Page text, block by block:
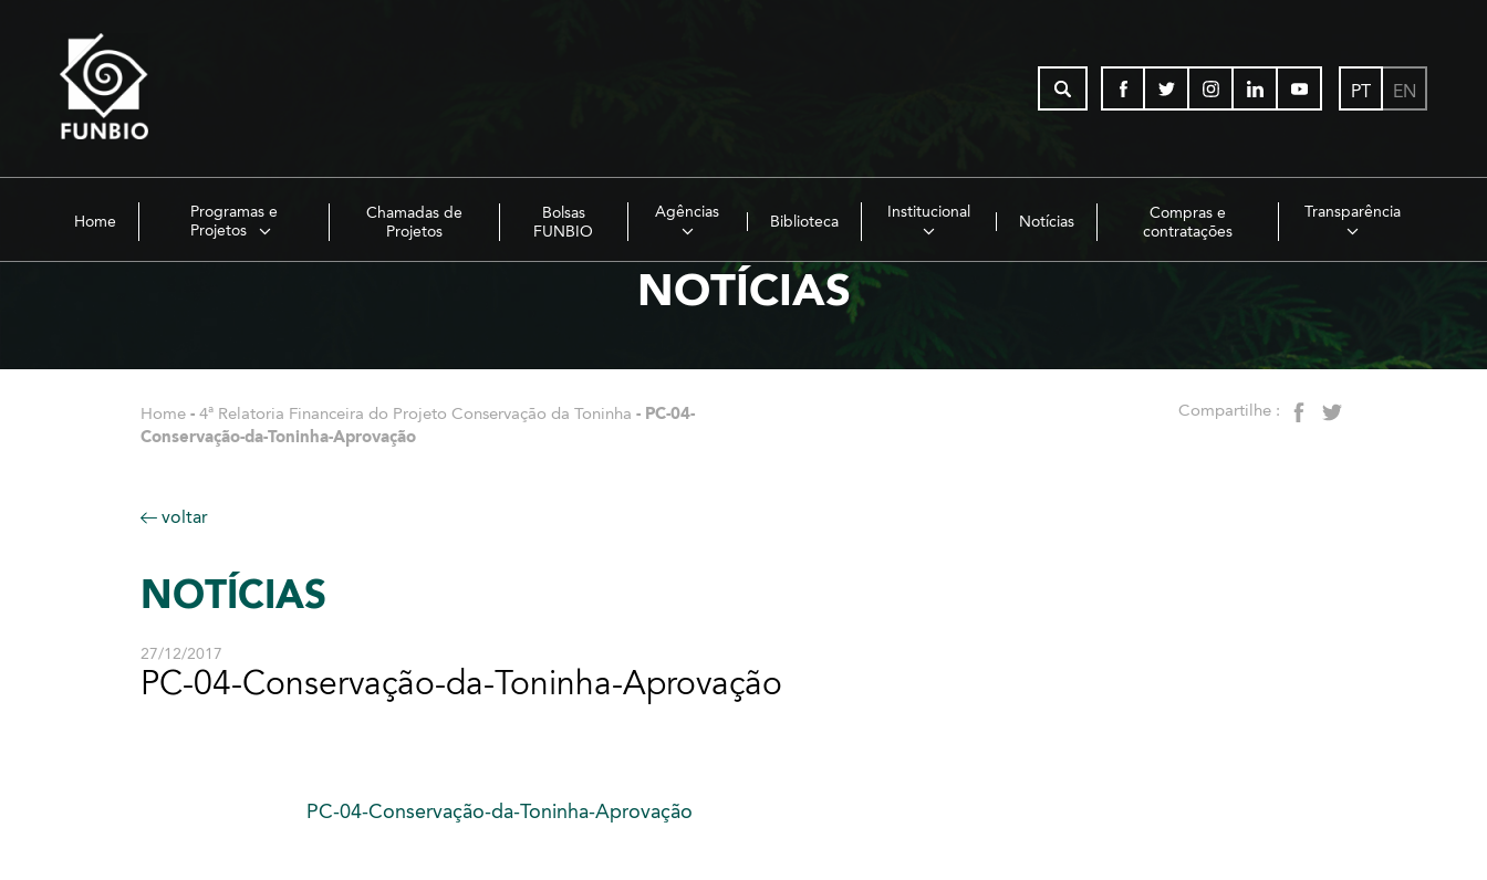
PT EN
Home
Programas e
Projetos
Chamadas de
Projetos
Bolsas
FUNBIO
Agências
Biblioteca
Institucional
Notícias
Compras e
contratações
Transparência
NOTÍCIAS
Home - 4ª Relatoria Financeira do Projeto Conservação da Toninha - PC-04-
Conservação-da-Toninha-Aprovação
Compartilhe :
voltar
NOTÍCIAS
27/12/2017
PC-04-Conservação-da-Toninha-Aprovação
PC-04-Conservação-da-Toninha-Aprovação